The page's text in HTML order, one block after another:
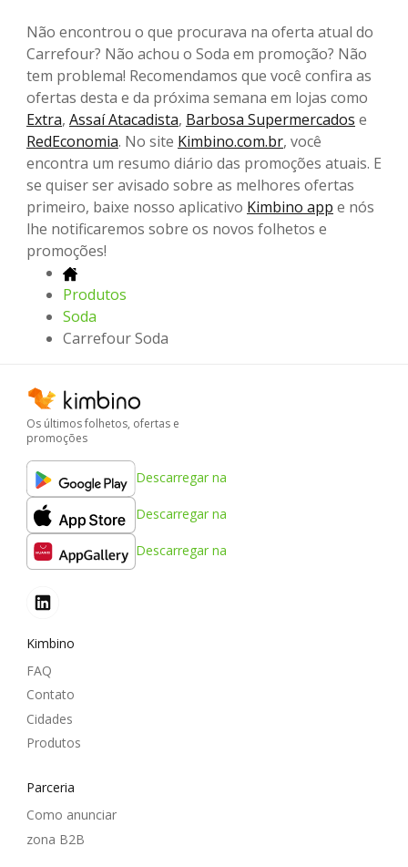
Não encontrou o que procurava na oferta atual do
Carrefour? Não achou o Soda em promoção? Não
tem problema! Recomendamos que você confira as
ofertas desta e da próxima semana em lojas como
Extra, Assaí Atacadista, Barbosa Supermercados e
RedEconomia. No site Kimbino.com.br, você
encontra um resumo diário das promoções atuais. E
se quiser ser avisado sobre as melhores ofertas
primeiro, baixe nosso aplicativo Kimbino app e nós
lhe notificaremos sobre os novos folhetos e
promoções!
Produtos
Soda
Carrefour Soda
Os últimos folhetos, ofertas e
promoções
Descarregar na
Descarregar na
Descarregar na
Kimbino
FAQ
Contato
Cidades
Produtos
Parceria
Como anunciar
zona B2B